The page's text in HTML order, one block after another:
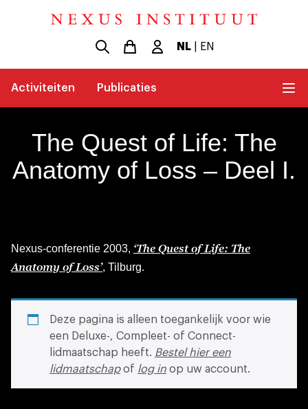
NL| EN
Activiteiten Publicaties
The Quest of Life: The
Anatomy of Loss – Deel I.
Nexus-conferentie 2003, ‘The Quest of Life: The
Anatomy of Loss’, Tilburg.
Deze pagina is alleen toegankelijk voor wie
een Deluxe-, Compleet- of Connect-
lidmaatschap heeft. Bestel hier een
lidmaatschapof log in op uw account.